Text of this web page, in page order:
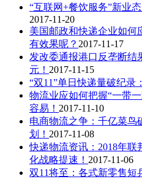
“互联网+餐饮服务”新业
2017-11-20
美国邮政和快递企业如何
有效果呢？ 2017-11-17
发改委通报港口反垄断结
元！ 2017-11-15
“双11”单日快递量破纪录
物流业应如何把握“一带
容易！ 2017-11-10
电商物流之争：千亿菜鸟
划！ 2017-11-08
快递物流资讯：2018年
化战略提速！ 2017-11-06
双11将至：各式新零售短